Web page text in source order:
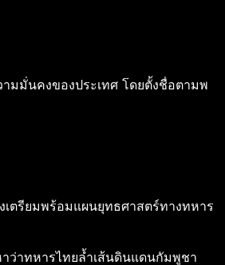
มมั่นคงของประเทศ โดยตั้งชื่อตามพ
ตรียมพร้อมแผนยุทธศาสตร์ทางทหาร
ว่าทหารไทยล้ำเส้นดินแดนกัมพูชา